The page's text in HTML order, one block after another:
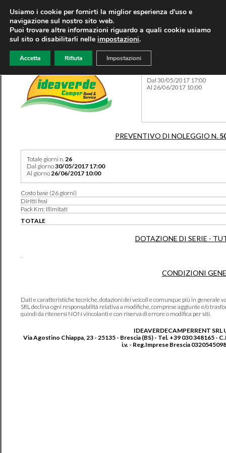
Dal 30/05/2017 17:00
Al 26/06/2017 10:00
PREVENTIVO DI NOLEGGIO N.
Totale giorni n.26
Dal giorno30/05/2017 17:00
Al giorno26/06/2017 10:00
Costo base (26 giorni)
Diritti fissi
Pack Km: Illimitati
TOTALE
DOTAZIONE DI SERIE -
.
CONDIZIONI
Dati e caratteristiche tecniche, dotazioni dei veicoli e comunque più in generale
SRL declina ogni responsabilità relativa a modifiche, comprese aggiunte e/o
quindi da ritenersi NON vincolanti e con riserva di errore o modifica per siti.
IDEAVERDECAMPERRENT SRL
Via Agostino Chiappa, 23 - 25135 - Brescia (BS) - Tel. +39 030 348165 -
i.v. - Reg.Imprese Brescia
Usiamo i cookie per fornirti la miglior esperienza d'uso e
navigazione sul nostro sito web.
Puoi trovare altre informazioni riguardo a quali cookie usiamo
sul sito o disabilitarli nelle impostazioni.
Accetta Rifiuta Impostazioni